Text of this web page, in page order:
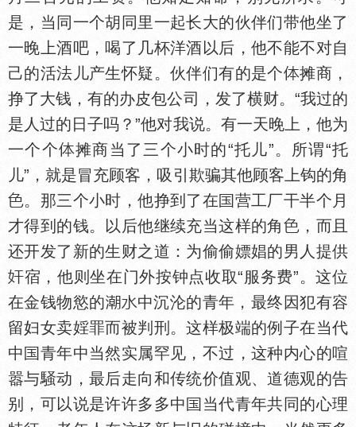
是，当同一个胡同里一起长大的伙伴们带他坐了
一晚上酒吧，喝了几杯洋酒以后，他不能不对自
己的活法儿产生怀疑。伙伴们有的是个
摊商，
挣了大钱，有的办皮包公司，发了横财。“我过的
是人过的日子吗？”他对我说。有一天晚上，他为
一个个
摊商当了三个小时的“托儿”。所谓“托
儿”，就是冒充顾客，吸引欺骗其他顾客上钩的角
。那三个小时，他挣到了在
营工厂干半个月
才得到的钱。以后他继续充当这样的角
，而且
还开发了新的生财之道：为偷偷嫖娼的男人提供
宿，他则坐在门外按钟点收取“服务费”。这位
在金钱物慾的
中沉沦的青年，最终因犯有容
留妇女卖婬罪而被判刑。这样极端的例子在当代
中
青年中当然实属罕见，不过，这种内心的喧
嚣与騒动，最后走向和传统价值观、道德观的告
别，可以说是许许多多中
当代青年共同的心理